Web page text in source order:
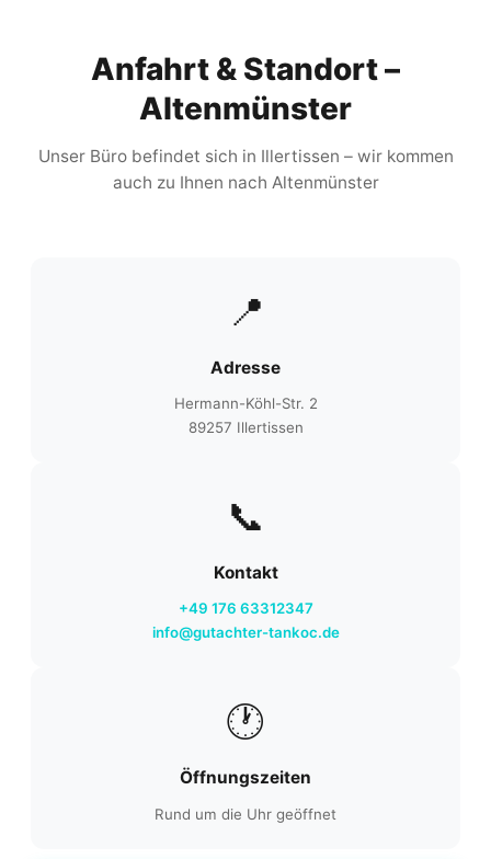
Anfahrt & Standort –
Altenmünster
Unser Büro befindet sich in Illertissen – wir kommen
auch zu Ihnen nach Altenmünster
📍
Adresse
Hermann-Köhl-Str. 2
89257 Illertissen
📞
Kontakt
+49 176 63312347
info@gutachter-tankoc.de
🕐
Öffnungszeiten
Rund um die Uhr geöffnet